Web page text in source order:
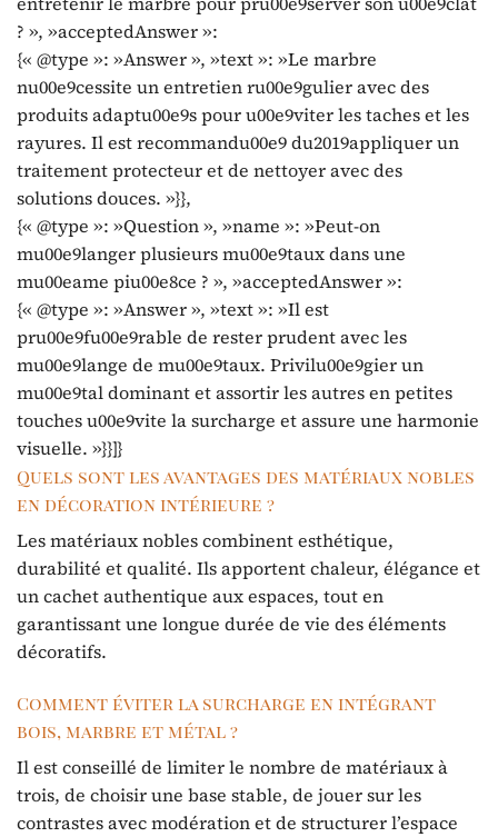
? », »acceptedAnswer »:
{« @type »: »Answer », »text »: »Le marbre
nu00e9cessite un entretien ru00e9gulier avec des
produits adaptu00e9s pour u00e9viter les taches et les
rayures. Il est recommandu00e9 du2019appliquer un
traitement protecteur et de nettoyer avec des
solutions douces. »}},
{« @type »: »Question », »name »: »Peut-on
mu00e9langer plusieurs mu00e9taux dans une
mu00eame piu00e8ce ? », »acceptedAnswer »:
{« @type »: »Answer », »text »: »Il est
pru00e9fu00e9rable de rester prudent avec les
mu00e9lange de mu00e9taux. Privilu00e9gier un
mu00e9tal dominant et assortir les autres en petites
touches u00e9vite la surcharge et assure une harmonie
visuelle. »}}]}
Quels sont les avantages des matériaux nobles
en décoration intérieure ?
Les matériaux nobles combinent esthétique,
durabilité et qualité. Ils apportent chaleur, élégance et
un cachet authentique aux espaces, tout en
garantissant une longue durée de vie des éléments
décoratifs.
Comment éviter la surcharge en intégrant
bois, marbre et métal ?
Il est conseillé de limiter le nombre de matériaux à
trois, de choisir une base stable, de jouer sur les
contrastes avec modération et de structurer l’espace